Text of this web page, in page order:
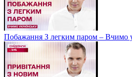
Побажання З легким паром – Вчимо